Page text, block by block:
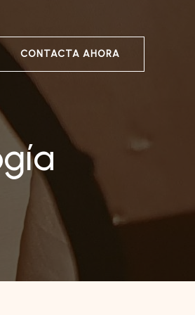
CONTACTA AHORA